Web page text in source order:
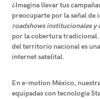
¿Imagina llevar tus
preocuparte por la señal de
roadshows institucionales y
por la cobertura
del territorio nacional es
internet satelital.
En e-motion México,
equipadas con tecnología